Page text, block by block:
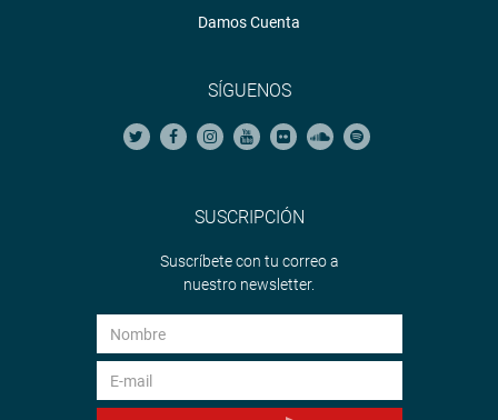
Damos Cuenta
SÍGUENOS
SUSCRIPCIÓN
Suscríbete con tu correo a
nuestro newsletter.